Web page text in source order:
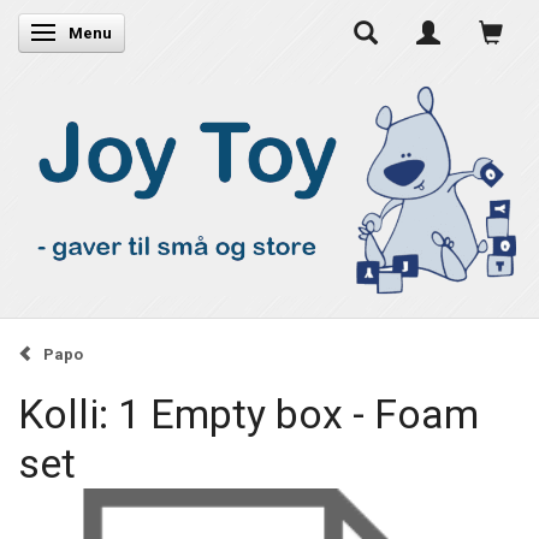
Skifte navigation
Menu
Papo
Kolli: 1 Empty box - Foam
set